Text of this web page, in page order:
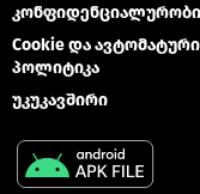
Cookie და
პოლიტიკა
უკუკავშირი